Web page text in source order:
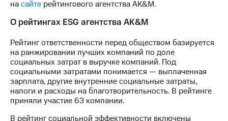
насайте рейтингового агентства AK&M.
О рейтингах ESG агентства AK&M
Рейтинг ответственности перед обществом базируется
на ранжировании лучших компаний по доле
социальных затрат в выручке компаний. Под
социальными затратами понимается — выплаченная
зарплата, другие внутренние социальные затраты,
налоги и расходы на благотворительность. В рейтинге
приняли участие 63 компании.
В рейтинг социальной эффективности включены